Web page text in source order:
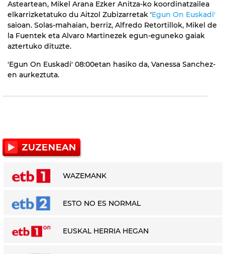
Asteartean, Mikel Arana Ezker Anitza-ko koordinatzailea
elkarrizketatuko du Aitzol Zubizarretak 'Egun On Euskadi'
saioan. Solas-mahaian, berriz, Alfredo Retortillok, Mikel de
la Fuentek eta Alvaro Martinezek egun-eguneko gaiak
aztertuko dituzte.
'Egun On Euskadi' 08:00etan hasiko da, Vanessa Sanchez-
en aurkeztuta.
WAZEMANK
ESTO NO ES NORMAL
EUSKAL HERRIA HEGAN